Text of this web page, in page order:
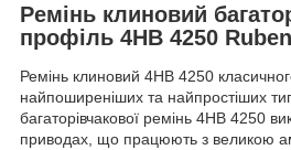
Ремінь клиновий
профіль 4HB 4250
Ремінь клиновий 4HB 4250
найпоширеніших та найпростіших
багаторівчакової ремінь 4НВ 4250
приводах, що працюють з великою